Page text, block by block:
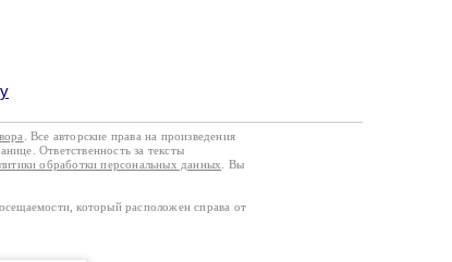
. Все авторские права на произведения
Ответственность за тексты
обработки персональных данных
. Вы
который расположен справа от